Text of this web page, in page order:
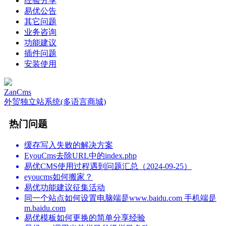
易优公告
其它问题
业务咨询
功能建议
插件问题
安装使用
ZanCms
外贸独立站系统(多语言商城)
热门问题
缓存写入失败的解决方案
EyouCms去除URL中的index.php
易优CMS使用过程遇到问题汇总（2024-09-25）
eyoucms如何搬家？
易优功能建议征集活动
同一个站点如何设置电脑端是www.baidu.com 手机端是
m.baidu.com
易优模板如何更换的简单分享经验